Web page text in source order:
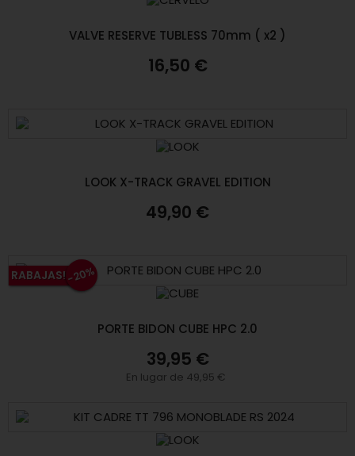
VALVE RESERVE TUBLESS 70mm ( x2 )
16,50 €
LOOK X-TRACK GRAVEL EDITION
49,90 €
RABAJAS!-20%
PORTE BIDON CUBE HPC 2.0
39,95 €
En lugar de 49,95 €